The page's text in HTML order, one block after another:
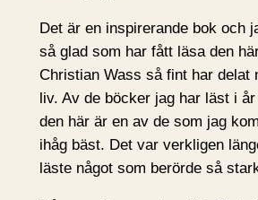
Det är en inspirerande bok och
så glad som har fått läsa den
Christian Wass så fint har delat
liv. Av de böcker jag har läst i
den här är en av de som jag
ihåg bäst. Det var verkligen
läste något som berörde så